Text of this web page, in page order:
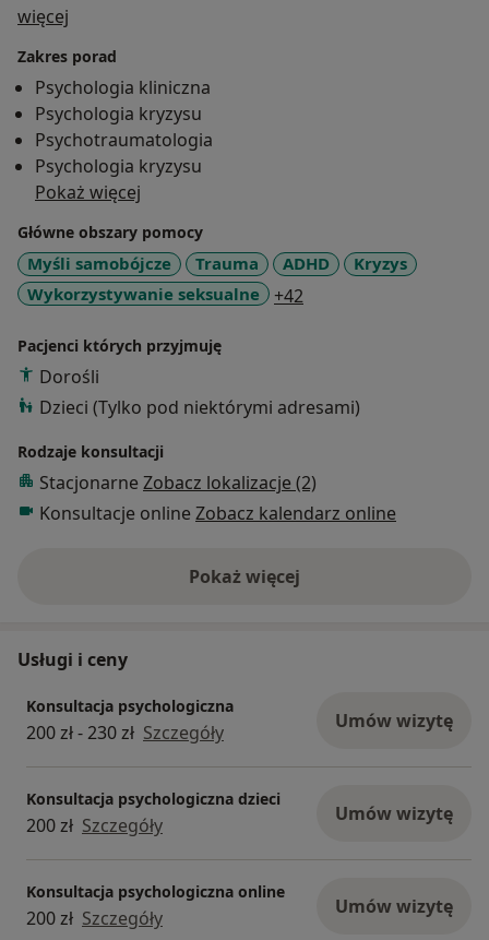
więcej
Zakres porad
Psychologia kliniczna
Psychologia kryzysu
Psychotraumatologia
Psychologia kryzysu
Pokaż więcej
Główne obszary pomocy
Myśli samobójcze Trauma ADHD
Kryzys
Wykorzystywanie seksualne
+42
Pacjenci których przyjmuję
Dorośli
Dzieci (Tylko pod niektórymi adresami)
Rodzaje konsultacji
Stacjonarne Zobacz lokalizacje (2)
Konsultacje online Zobacz kalendarz online
Pokaż więcejo doświadczeniu
Usługi i ceny
Konsultacja psychologiczna
200 zł - 230 zł Szczegóły Umów wizytę
Konsultacja psychologiczna dzieci
200 zł Szczegóły Umów wizytę
Konsultacja psychologiczna online
200 zł Szczegóły Umów wizytę